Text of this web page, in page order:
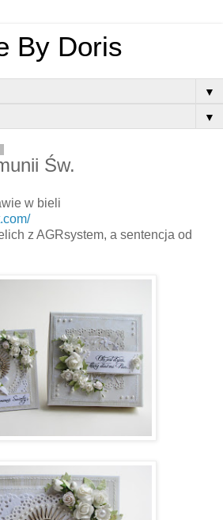
By Doris
▼
▼
Św.
w bieli
z AGRsystem, a sentencja od